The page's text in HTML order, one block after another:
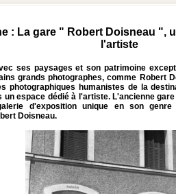
: La gare " Robert Doisneau ",
l'artiste
ses paysages et son patrimoine
grands photographes, comme Robert
photographiques humanistes de la
un espace dédié à l'artiste. L'ancienne
d'exposition unique en son genre
Doisneau.